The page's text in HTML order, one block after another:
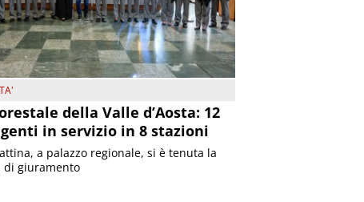
della Valle d’Aosta: 12
in servizio in 8 stazioni
a palazzo regionale, si è tenuta la
di giuramento